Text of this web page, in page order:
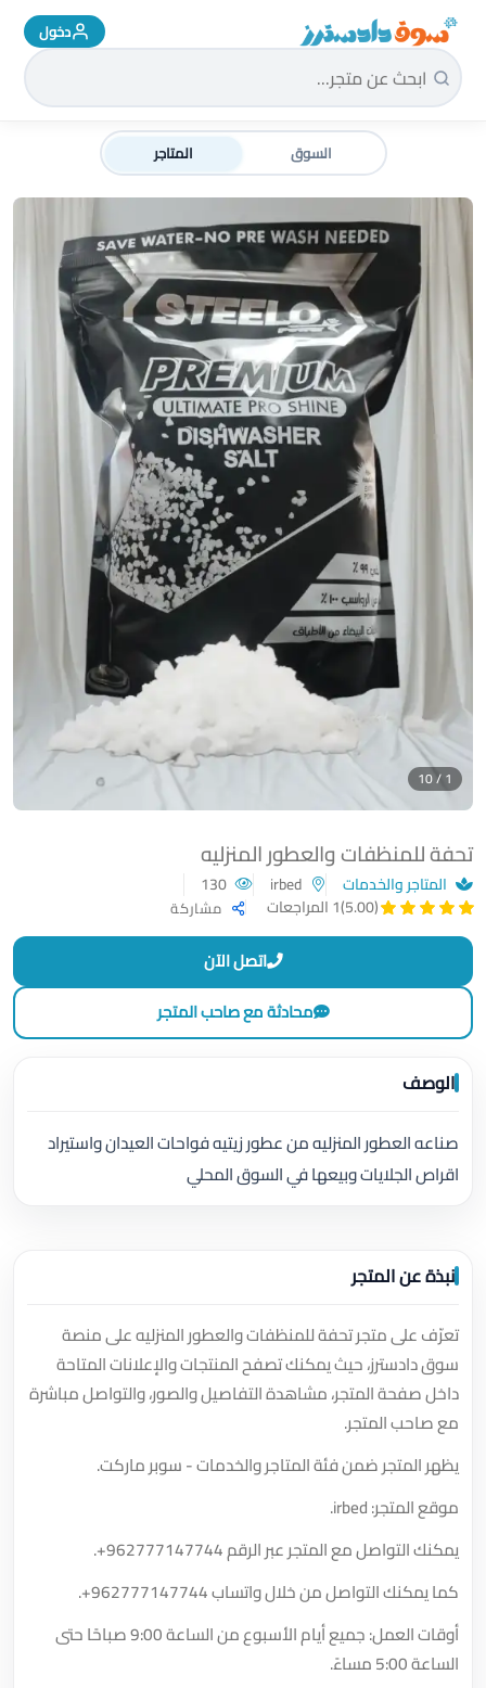
سوق دادسترز الرئيسية دخول
السوق المتاجر
تحفة للمنظفات والعطور المنزليه
المتاجر والخدمات
(5.00)
1 المراجعات مشاركة
1 / 10
اتصل الآن
محادثة مع صاحب المتجر
الوصف
صناعه العطور المنزليه من عطور زيتيه فواحات العيدان واستيراد
اقراص الجلايات وبيعها في السوق المحلي
نبذة عن المتجر
تعرّف على متجر تحفة للمنظفات والعطور المنزليه على منصة
سوق دادسترز، حيث يمكنك تصفح المنتجات والإعلانات المتاحة
داخل صفحة المتجر، مشاهدة التفاصيل والصور، والتواصل مباشرة
مع صاحب المتجر.
يظهر المتجر ضمن فئة المتاجر والخدمات - سوبر ماركت.
موقع المتجر: irbed.
يمكنك التواصل مع المتجر عبر الرقم+962777147744
.
كما يمكنك التواصل من خلال واتساب+962777147744
.
أوقات العمل: جميع أيام الأسبوع من الساعة 9:00 صباحًا حتى
الساعة 5:00 مساءً.